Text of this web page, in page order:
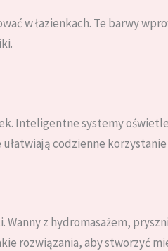
w łazienkach. Te barwy
Inteligentne systemy
codzienne korzystanie
z hydromasażem,
rozwiązania, aby stworzyć